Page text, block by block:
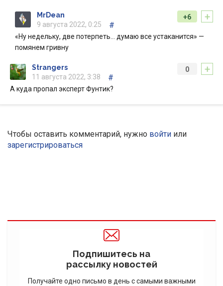
+
+6
MrDean
9 августа 2022, 0:25
#
«Ну недельку, две потерпеть… думаю все устаканится» —
помянем гривну
+
0
Strangers
11 августа 2022, 3:38
#
А куда пропал эксперт Фунтик?
Чтобы оставить комментарий, нужно войти или
зарегистрироваться
Подпишитесь на
рассылку новостей
Получайте одно письмо в день с самыми важными